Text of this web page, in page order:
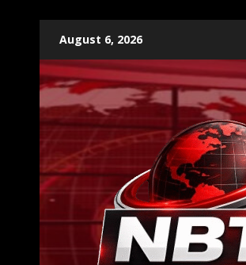
content
August 6, 2026